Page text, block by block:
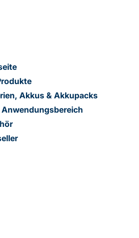
Akkus & Akkupacks
Anwendungsbereich